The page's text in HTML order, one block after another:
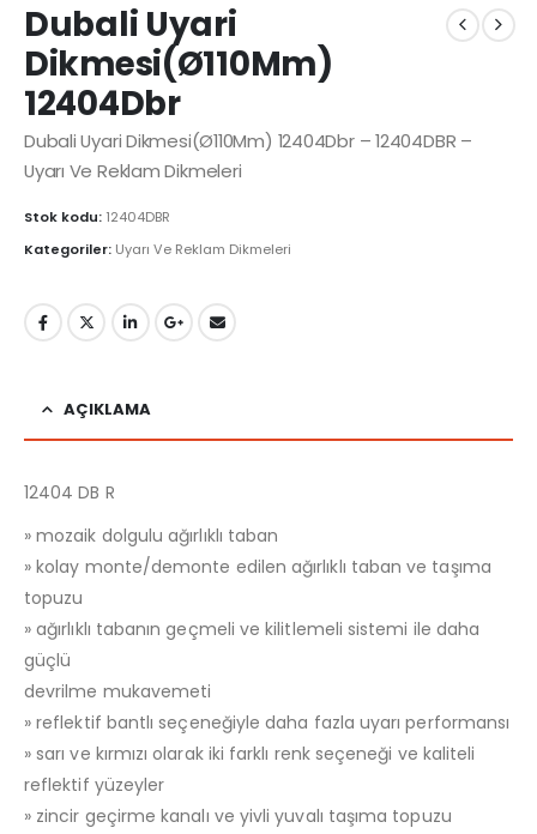
Dubali Uyari
Dikmesi(Ø110Mm)
12404Dbr
Dubali Uyari Dikmesi(Ø110Mm) 12404Dbr – 12404DBR –
Uyarı Ve Reklam Dikmeleri
Stok kodu: 12404DBR
Kategoriler: Uyarı Ve Reklam Dikmeleri
AÇIKLAMA
12404 DB R
» mozaik dolgulu ağırlıklı taban
» kolay monte/demonte edilen ağırlıklı taban ve taşıma
topuzu
» ağırlıklı tabanın geçmeli ve kilitlemeli sistemi ile daha
güçlü
devrilme mukavemeti
» reflektif bantlı seçeneğiyle daha fazla uyarı performansı
» sarı ve kırmızı olarak iki farklı renk seçeneği ve kaliteli
reflektif yüzeyler
» zincir geçirme kanalı ve yivli yuvalı taşıma topuzu